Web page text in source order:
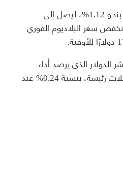
وهبط سعر البلاتين الفوري بنحو 1.12%، ليصل إلى
وانخفض سعر البلاديوم الفوري
الذي يرصد أداء
العملة الأميركية أمام 6 عملات رئيسة، بنسبة 0.24% عند